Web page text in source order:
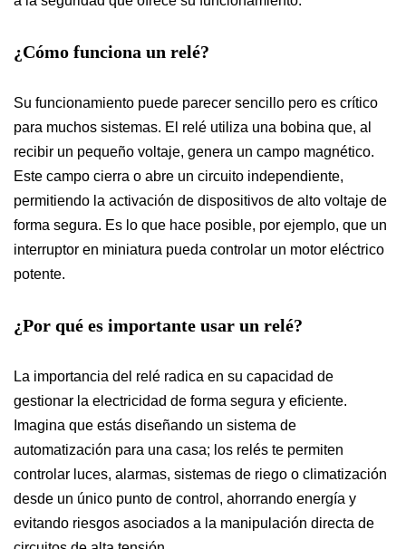
¿Cómo funciona un relé?
Su funcionamiento puede parecer sencillo pero es crítico
para muchos sistemas. El relé utiliza una bobina que, al
recibir un pequeño voltaje, genera un campo magnético.
Este campo cierra o abre un circuito independiente,
permitiendo la activación de dispositivos de alto voltaje de
forma segura. Es lo que hace posible, por ejemplo, que un
interruptor en miniatura pueda controlar un motor eléctrico
potente.
¿Por qué es importante usar un relé?
La importancia del relé radica en su capacidad de
gestionar la electricidad de forma segura y eficiente.
Imagina que estás diseñando un sistema de
automatización para una casa; los relés te permiten
controlar luces, alarmas, sistemas de riego o climatización
desde un único punto de control, ahorrando energía y
evitando riesgos asociados a la manipulación directa de